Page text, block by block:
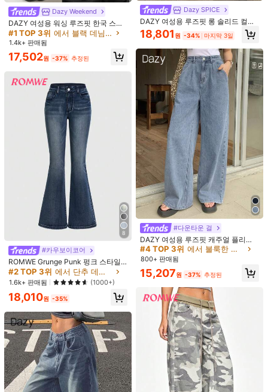
롱
배송지
무료 배송
예상 배송:2-5 영업일
무료 반품
안전한 결제 · 개인정보 보호
SHEIN에서 판매됨
더 보기
77%
라지
22%
강력 추천 (1) 몸에 맞음(2) 편안함(1)
s***1 색: 라이트 워시 / 사이즈: 32
Product Quality:goid True to product images:
description:nosmellPants to biginsize have toreturn it.
ButIlikeit
도움이 됨
6***7 색: 라이트 워시 / 사이즈: 32
Product Quality:Verycomfyang mayerials.Loveit
도움이 됨
Dazy Weekend
DAZY 여성용 워싱 루즈핏 한국 스타
일 청바지
#1 TOP 3위 에서 블랙 데님 바지
1.4k+ 판매됨
17,502원 -37% 추정된
8
#카우보이코어
ROMWE Grunge Punk 펑크 스타일
빈티지 자수 스키니 로우 웨이스트 플
레어 레그 여성용 청바지
#2 TOP 3위 에서 단추 데님 바지
1.6k+ 판매됨 (1000+)
18,010원 -35%
Dazy SPICE
DAZY 여성용 루즈핏 롱 솔리드 컬러
하렘 진
18,801 원 -34% 마지막 3일
#다운타운 걸
DAZY 여성용 루즈핏 캐주얼 플리츠
스트레이트 레그 청바지, 학교 복귀 의
류
#4 TOP 3위 에서 불룩한 여성 데님
800+ 판매됨
15,207원 -37% 추정된